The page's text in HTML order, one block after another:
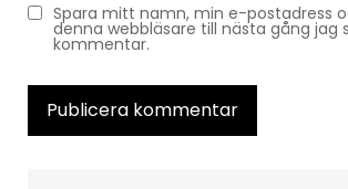
Spara mitt namn, min e-postadress
denna webbläsare till nästa gång jag
kommentar.